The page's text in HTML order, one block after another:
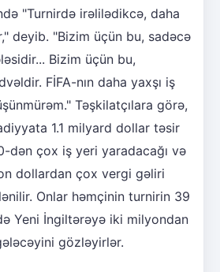
"Turnirdə irəlilədikcə, daha
deyib. "Bizim üçün bu, sadəcə
Bizim üçün bu,
FİFA-nın daha yaxşı iş
Təşkilatçılara görə,
1.1 milyard dollar təsir
dən çox iş yeri yaradacağı və
dollardan çox vergi gəliri
Onlar həmçinin turnirin 39
Yeni İngiltərəyə iki milyondan
gözləyirlər.